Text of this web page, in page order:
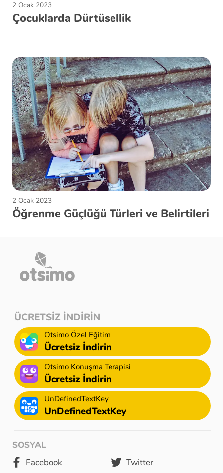
2 Ocak 2023
Çocuklarda Dürtüsellik
2 Ocak 2023
Öğrenme Güçlüğü Türleri ve Belirtileri
SOSYAL
Facebook
Twitter
ÜCRETSİZ İNDİRİN
Otsimo Özel Eğitim
Ücretsiz İndirin
Otsimo Konuşma Terapisi
Ücretsiz İndirin
UnDefinedTextKey
UnDefinedTextKey